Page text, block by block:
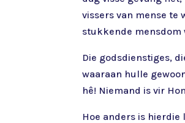
vissers van mense te
stukkende mensdom
Die godsdienstiges,
waaraan hulle
hê! Niemand is vir
Hoe anders is hierdie